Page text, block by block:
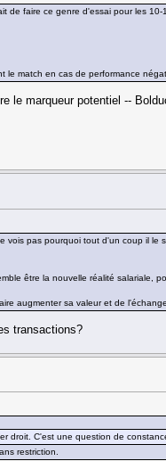
faire ce genre d'essai pour les
le match en cas de performance
le marqueur potentiel --
pas pourquoi tout d'un coup il
être la nouvelle réalité salariale,
augmenter sa valeur et de
transactions?
droit. C'est une question de
restriction.